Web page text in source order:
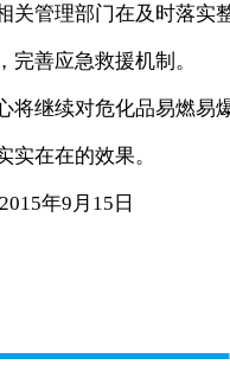
关管理部门在及时落
完善应急救援机制。
继续对危化品易燃易
实在在的效果。
年9月15日